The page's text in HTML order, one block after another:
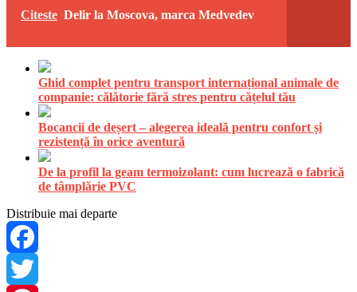
Citeste Delir la Moscova, marca Medvedev
Ghid complet pentru transport internațional animale de
companie: călătorie fără stres pentru cățelul tău
Bocancii de deșert – alegerea ideală pentru confort și
rezistență în orice aventură
De la profil la geam termoizolant: cum lucrează o fabrică
de tâmplărie PVC
Distribuie mai departe
Facebook